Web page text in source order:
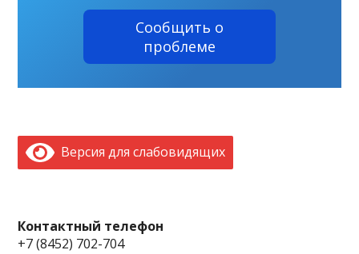
Сообщить о
проблеме
Версия для слабовидящих
Контактный телефон
+7 (8452) 702-704